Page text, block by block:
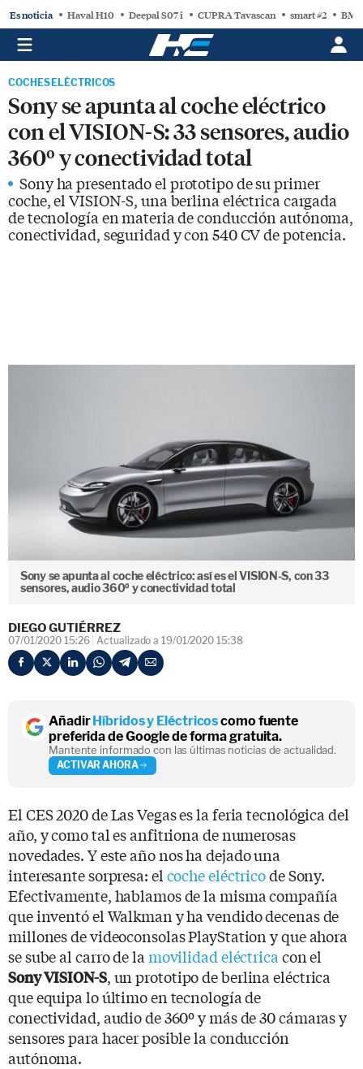
Es noticia Haval H10 Deepal S07 i CUPRA Tavascan smart #2
COCHES ELÉCTRICOS
Sony se apunta al coche eléctrico
con el VISION-S: 33 sensores, audio
360º y conectividad total
Sony ha presentado el prototipo de su primer
coche, el VISION-S, una berlina eléctrica cargada
de tecnología en materia de conducción autónoma,
conectividad, seguridad y con 540 CV de potencia.
Sony se apunta al coche eléctrico: así es el VISION-S, con 33
sensores, audio 360º y conectividad total
DIEGO GUTIÉRREZ
07/01/2020 15:26 Actualizado a 19/01/2020 15:38
AñadirHíbridos y Eléctricoscomo fuente
preferida de Google de forma gratuita.
Mantente informado con las últimas noticias de actualidad.
ACTIVAR AHORA
El CES 2020 de Las Vegas es la feria tecnológica del
año, y como tal es anfitriona de numerosas
novedades. Y este año nos ha dejado una
interesante sorpresa: el coche eléctricode Sony.
Efectivamente, hablamos de la misma compañía
que inventó el Walkman y ha vendido decenas de
millones de videoconsolas PlayStation y que ahora
se sube al carro de la movilidad eléctrica con el
Sony VISION-S, un prototipo de berlina eléctrica
que equipa lo último en tecnología de
conectividad, audio de 360º y más de 30 cámaras y
sensores para hacer posible la conducción
autónoma.